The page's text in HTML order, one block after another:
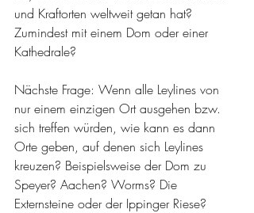
und Kraftorten weltweit getan hat?
Zumindest mit einem Dom oder einer
Kathedrale?
Nächste Frage: Wenn alle Leylines von
nur einem einzigen Ort ausgehen bzw.
sich treffen würden, wie kann es dann
Orte geben, auf denen sich Leylines
kreuzen? Beispielsweise der Dom zu
Speyer? Aachen? Worms? Die
Externsteine oder der Ippinger Riese?